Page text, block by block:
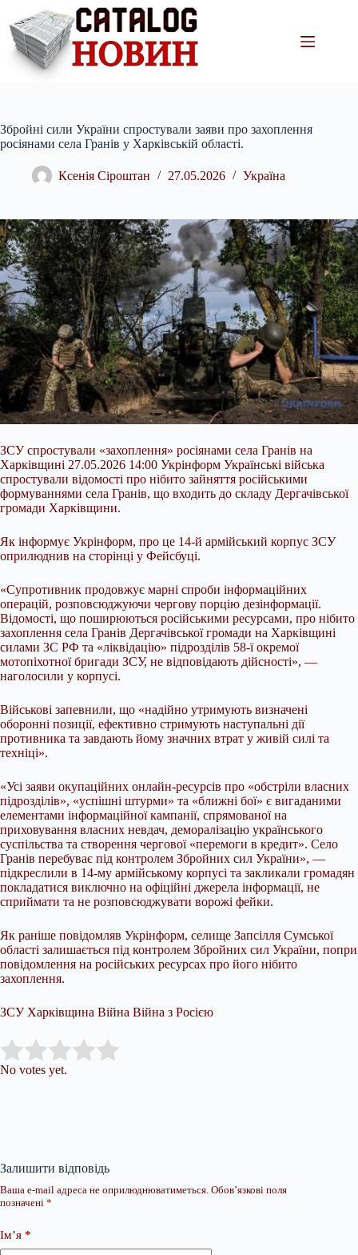
вмісту
Збройні сили України спростували заяви про захоплення
росіянами села Гранів у Харківській області.
Ксенія Сіроштан 27.05.2026 Україна
ЗСУ спростували «захоплення» росіянами села Гранів на
Харківщині 27.05.2026 14:00 Укрінформ Українські війська
спростували відомості про нібито зайняття російськими
формуваннями села Гранів, що входить до складу Дергачівської
громади Харківщини.
Як інформує Укрінформ, про це 14-й армійський корпус ЗСУ
оприлюднив на сторінці у Фейсбуці.
«Супротивник продовжує марні спроби інформаційних
операцій, розповсюджуючи чергову порцію дезінформації.
Відомості, що поширюються російськими ресурсами, про нібито
захоплення села Гранів Дергачівської громади на Харківщині
силами ЗС РФ та «ліквідацію» підрозділів 58-ї окремої
мотопіхотної бригади ЗСУ, не відповідають дійсності», —
наголосили у корпусі.
Військові запевнили, що «надійно утримують визначені
оборонні позиції, ефективно стримують наступальні дії
противника та завдають йому значних втрат у живій силі та
техніці».
«Усі заяви окупаційних онлайн-ресурсів про «обстріли власних
підрозділів», «успішні штурми» та «ближні бої» є вигаданими
елементами інформаційної кампанії, спрямованої на
приховування власних невдач, деморалізацію українського
суспільства та створення чергової «перемоги в кредит». Село
Гранів перебуває під контролем Збройних сил України», —
підкреслили в 14-му армійському корпусі та закликали громадян
покладатися виключно на офіційні джерела інформації, не
сприймати та не розповсюджувати ворожі фейки.
Як раніше повідомляв Укрінформ, селище Запсілля Сумської
області залишається під контролем Збройних сил України, попри
повідомлення на російських ресурсах про його нібито
захоплення.
ЗСУ Харківщина Війна Війна з Росією
Rate this item:
No votes yet.
Залишити відповідь
Ваша e-mail адреса не оприлюднюватиметься. Обов’язкові поля
позначені *
Ім’я *